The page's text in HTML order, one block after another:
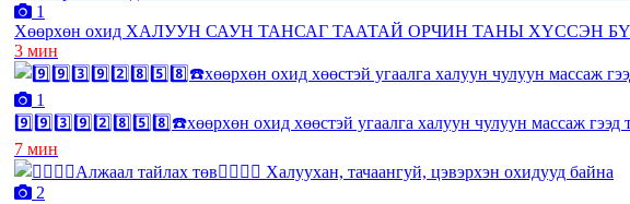
1
Хөөрхөн охид ХАЛУУН САУН ТАНСАГ ТААТАЙ ОРЧИН ТАНЫ ХҮССЭН
3 мин
1
9️⃣9️⃣3️⃣9️⃣2️⃣8️⃣5️⃣8️⃣☎️хөөрхөн охид хөөстэй угаалга халуун чулуун массаж гээд
7 мин
2